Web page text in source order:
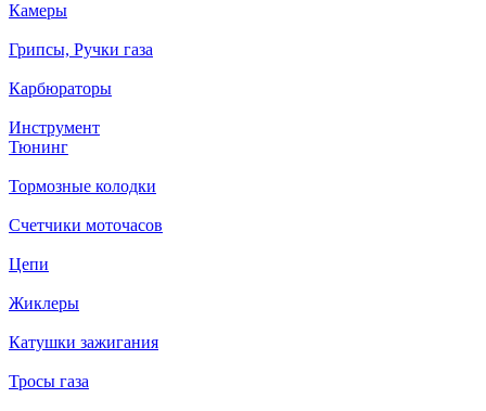
Камеры
Грипсы, Ручки газа
Карбюраторы
Инструмент
Тюнинг
Тормозные колодки
Счетчики моточасов
Цепи
Жиклеры
Катушки зажигания
Тросы газа